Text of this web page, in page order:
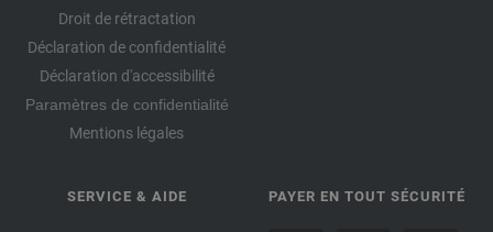
Droit de rétractation
Déclaration de confidentialité
Déclaration d'accessibilité
Paramètres de confidentialité
Mentions légales
SERVICE & AIDE PAYER EN TOUT SÉCURITÉ